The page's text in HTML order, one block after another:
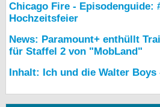
Chicago Fire - Episodenguide:
Hochzeitsfeier
News: Paramount+ enthüllt
für Staffel 2 von "MobLand"
Inhalt: Ich und die Walter